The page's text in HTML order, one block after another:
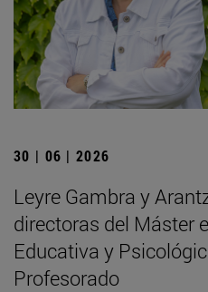
30 | 06 | 2026
Leyre Gambra y
directoras del Máster
Educativa y
Profesorado